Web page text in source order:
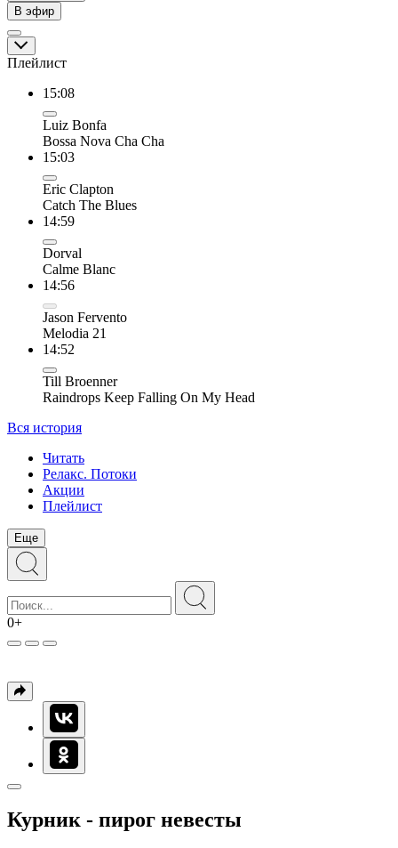
В эфир
Плейлист
15:08
Luiz Bonfa
Bossa Nova Cha Cha
15:03
Eric Clapton
Catch The Blues
14:59
Dorval
Calme Blanc
14:56
Jason Fervento
Melodia 21
14:52
Till Broenner
Raindrops Keep Falling On My Head
Вся история
Читать
Релакс. Потоки
Акции
Плейлист
Еще
0+
Курник - пирог невесты